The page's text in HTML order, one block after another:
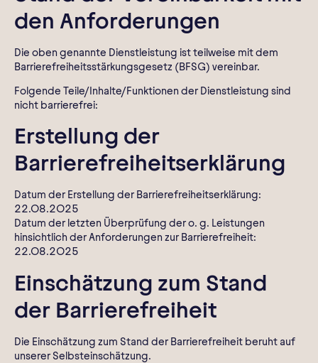
den Anforderungen
Die oben genannte Dienstleistung ist teilweise mit dem
Barrierefreiheitsstärkungsgesetz (BFSG) vereinbar.
Folgende Teile/Inhalte/Funktionen der Dienstleistung sind
nicht barrierefrei:
Erstellung der
Barrierefreiheitserklärung
Datum der Erstellung der Barrierefreiheitserklärung:
22.08.2025
Datum der letzten Überprüfung der o. g. Leistungen
hinsichtlich der Anforderungen zur Barrierefreiheit:
22.08.2025
Einschätzung zum Stand
der Barrierefreiheit
Die Einschätzung zum Stand der Barrierefreiheit beruht auf
unserer Selbsteinschätzung.